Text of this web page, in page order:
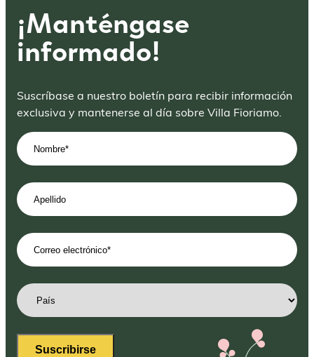
¡Manténgase
informado!
Suscríbase a nuestro boletín para recibir información
exclusiva y mantenerse al día sobre Villa Fioriamo.
Nombre
Apellido
Correo
electrónico(Obligatorio)
País
Suscribirse